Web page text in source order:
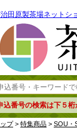
田原製茶場ネットシ
込番号の検索は下５桁
ップ> 特集商品 > SOU・